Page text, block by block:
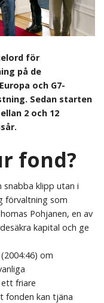
för
på de
och G7-
Sedan starten
2 och 12
fond?
snabba klipp utan i
förvaltning som
Pohjanen, en av
kapital och ge
om
friare
fonden kan tjäna